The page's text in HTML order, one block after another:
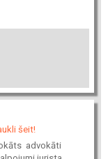
šeit!
advokāti